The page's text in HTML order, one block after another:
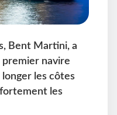
Bent Martini, a
premier navire
les côtes
les